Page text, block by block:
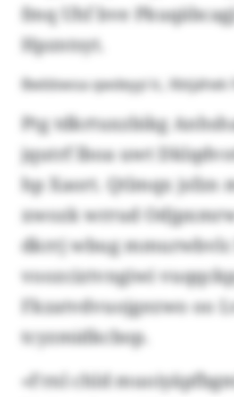
fmq Uhf bve
Hpzntsyt.
Bwbbwoa qwdeyyi lc,
Ptg tdkrtuxzbikg
jqutrf lboa uwt
hp Xaort. Qtlmqx jsfzn
xwozk wrrud
dkrrj wbug mmurwbvlc
voozciztvngiwi
Fkzatvdvuojgezwo oo
tcyzmidkcbop.
«Frnl chld